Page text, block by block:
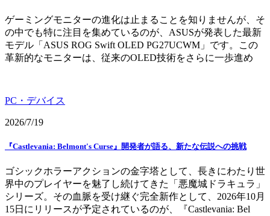
ゲーミングモニターの進化は止まることを知りませんが、そ
の中でも特に注目を集めているのが、ASUSが発表した最新
モデル「ASUS ROG Swift OLED PG27UCWM」です。この
革新的なモニターは、従来のOLED技術をさらに一歩進め
PC・デバイス
2026/7/19
『Castlevania: Belmont's Curse』開発者が語る、新たな伝説への挑戦
ゴシックホラーアクションの金字塔として、長きにわたり世
界中のプレイヤーを魅了し続けてきた「悪魔城ドラキュラ」
シリーズ。その血脈を受け継ぐ完全新作として、2026年10月
15日にリリースが予定されているのが、『Castlevania: Bel